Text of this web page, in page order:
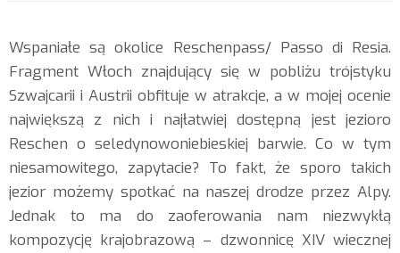
Wspaniałe są okolice Reschenpass/ Passo di Resia.
Fragment Włoch znajdujący się w pobliżu trójstyku
Szwajcarii i Austrii obfituje w atrakcje, a w mojej ocenie
największą z nich i najłatwiej dostępną jest jezioro
Reschen o seledynowoniebieskiej barwie. Co w tym
niesamowitego, zapytacie? To fakt, że sporo takich
jezior możemy spotkać na naszej drodze przez Alpy.
Jednak to ma do zaoferowania nam niezwykłą
kompozycję krajobrazową – dzwonnicę XIV wiecznej